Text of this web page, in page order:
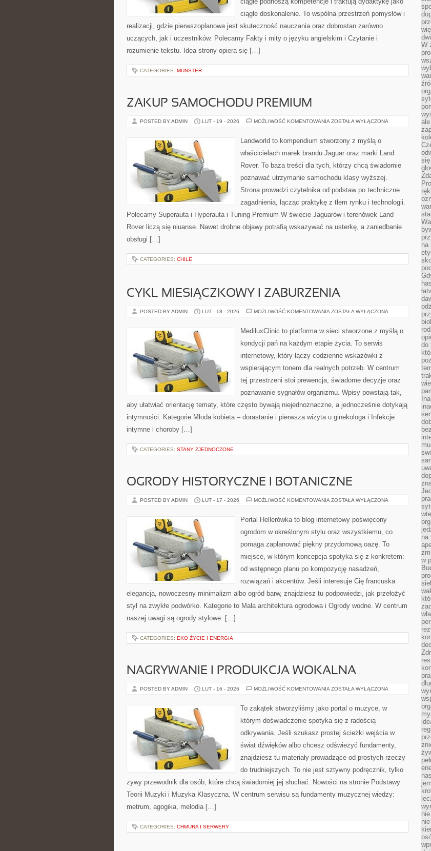
ciągłe doskonalenie. To wspólna przestrzeń pomysłów i
realizacji, gdzie pierwszoplanowa jest skuteczność nauczania oraz dobrostan zarówno
uczących, jak i uczestników. Polecamy Fakty i mity o języku angielskim i Czytanie i
rozumienie tekstu. Idea strony opiera się […]
CATEGORIES: MÜNSTER
ZAKUP SAMOCHODU PREMIUM
POSTED BY ADMIN LUT - 19 - 2026 MOŻLIWOŚĆ KOMENTOWANIA ZAKUP
ZOSTAŁA WYŁĄCZONA
Landworld to kompendium stworzony z myślą o
właścicielach marek brandu Jaguar oraz marki Land
Rover. To baza treści dla tych, którzy chcą świadomie
poznawać utrzymanie samochodu klasy wyższej.
Strona prowadzi czytelnika od podstaw po techniczne
zagadnienia, łącząc praktykę z tłem rynku i technologii.
Polecamy Superauta i Hyperauta i Tuning Premium W świecie Jaguarów i terenówek Land
Rover liczą się niuanse. Nawet drobne objawy potrafią wskazywać na usterkę, a zaniedbanie
obsługi […]
CATEGORIES: CHILE
CYKL MIESIĄCZKOWY I ZABURZENIA
POSTED BY ADMIN LUT - 18 - 2026 MOŻLIWOŚĆ KOMENTOWANIA CYKL
ZABURZENIA
ZOSTAŁA WYŁĄCZONA
MediluxClinic to platforma w sieci stworzone z myślą o
kondycji pań na każdym etapie życia. To serwis
internetowy, który łączy codzienne wskazówki z
wspierającym tonem dla realnych potrzeb. W centrum
tej przestrzeni stoi prewencja, świadome decyzje oraz
poznawanie sygnałów organizmu. Wpisy powstają tak,
aby ułatwiać orientację tematy, które często bywają niejednoznaczne, a jednocześnie dotykają
intymności. Kategorie Młoda kobieta – dorastanie i pierwsza wizyta u ginekologa i Infekcje
intymne i choroby […]
CATEGORIES: STANY ZJEDNOCZONE
OGRODY HISTORYCZNE I BOTANICZNE
POSTED BY ADMIN LUT - 17 - 2026 MOŻLIWOŚĆ KOMENTOWANIA OGRODY
BOTANICZNE
ZOSTAŁA WYŁĄCZONA
Portal Hellerówka to blog internetowy poświęcony
ogrodom w określonym stylu oraz wszystkiemu, co
pomaga zaplanować piękny przydomową oazę. To
miejsce, w którym koncepcja spotyka się z konkretem:
od wstępnego planu po kompozycję nasadzeń,
rozwiązań i akcentów. Jeśli interesuje Cię francuska
elegancja, nowoczesny minimalizm albo ogród barw, znajdziesz tu podpowiedzi, jak przełożyć
styl na zwykłe podwórko. Kategorie to Mała architektura ogrodowa i Ogrody wodne. W centrum
naszej uwagi są ogrody stylowe: […]
CATEGORIES: EKO ŻYCIE I ENERGIA
NAGRYWANIE I PRODUKCJA WOKALNA
POSTED BY ADMIN LUT - 16 - 2026 MOŻLIWOŚĆ KOMENTOWANIA NAGRYWANIE
WOKALNA
ZOSTAŁA WYŁĄCZONA
To zakątek stworzyliśmy jako portal o muzyce, w
którym doświadczenie spotyka się z radością
odkrywania. Jeśli szukasz prostej ścieżki wejścia w
świat dźwięków albo chcesz odświeżyć fundamenty,
znajdziesz tu materiały prowadzące od prostych rzeczy
do trudniejszych. To nie jest sztywny podręcznik, tylko
żywy przewodnik dla osób, które chcą świadomiej jej słuchać. Nowości na stronie Podstawy
Teorii Muzyki i Muzyka Klasyczna. W centrum serwisu są fundamenty muzycznej wiedzy:
metrum, agogika, melodia […]
CATEGORIES: CHMURA I SERWERY
W
na
do
na
w